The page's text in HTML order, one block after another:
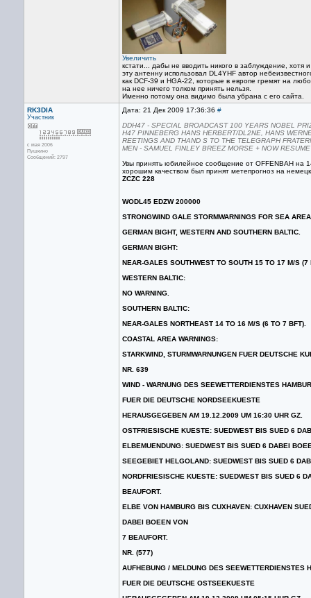
Увеличить
кстати... дабы не вводить никого в заблуждение,
эту антенну использовал DL4YHF автор
как DCF-39 и HGA-22, которые в европе гремят на
на нее ничего толком принять нельзя.
Именно потому она видимо была убрана с его сайта.
RK3DIA
Участник
с мая 2006
Пушкино
Сообщений: 2797
Дата: 21 Дек 2009 17:36:36 #
DDH47 - SPECIAL BROADCAST 100 YEARS NOBEL
H47 PINNEBERG HANS HERBERT/DL2NE, HANS
REETINGS AND THAND S TO THE TELEGRAPH
MEN - SAMUEL FINLEY BREEZ MORSE + NOW
Увы принять юбилейное сообщение от OFFENBAH на
хорошим качеством был принят метепрогноз на
ZCZC 228
WODL45 EDZW 200000
STRONGWIND GALE STORMWARNINGS FOR SEA
GERMAN BIGHT, WESTERN AND SOUTHERN BALTIC.
GERMAN BIGHT:
NEAR-GALES SOUTHWEST TO SOUTH 15 TO 17 M/S (7
WESTERN BALTIC:
NO WARNING.
SOUTHERN BALTIC:
NEAR-GALES NORTHEAST 14 TO 16 M/S (6 TO 7 BFT).
COASTAL AREA WARNINGS:
STARKWIND, STURMWARNUNGEN FUER DEUTSCHE
NR. 639
WIND - WARNUNG DES SEEWETTERDIENSTES
FUER DIE DEUTSCHE NORDSEEKUESTE
HERAUSGEGEBEN AM 19.12.2009 UM 16:30 UHR GZ.
OSTFRIESISCHE KUESTE: SUEDWEST BIS SUED 6
ELBEMUENDUNG: SUEDWEST BIS SUED 6 DABEI
SEEGEBIET HELGOLAND: SUEDWEST BIS SUED 6
NORDFRIESISCHE KUESTE: SUEDWEST BIS SUED 6
BEAUFORT.
ELBE VON HAMBURG BIS CUXHAVEN: CUXHAVEN
DABEI BOEEN VON
7 BEAUFORT.
NR. (577)
AUFHEBUNG / MELDUNG DES SEEWETTERDIENSTES
FUER DIE DEUTSCHE OSTSEEKUESTE